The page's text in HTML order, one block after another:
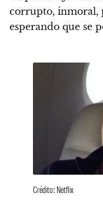
corrupto, inmoral,
esperando que se
Crédito: Netflix